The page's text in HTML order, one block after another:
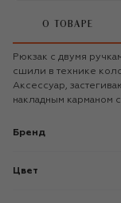
О ТОВАРЕ
Рюкзак с двумя
сшили в технике
Аксессуар,
накладным карманом
Бренд
Цвет